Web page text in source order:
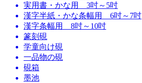
実用書・かな用 3吋～5吋
漢字半紙・かな条幅用 6吋～7吋
漢字条幅用 8吋～10吋
篆刻硯
学童向け硯
一品物の硯
硯箱
墨池